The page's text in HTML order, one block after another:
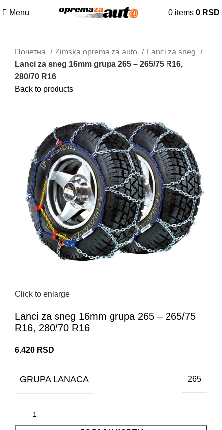
Menu 0 items 0 RSD
Почетна Zimska oprema za auto
Lanci za sneg
Lanci za sneg 16mm grupa 265 – 265/75 R16,
280/70 R16
Back to products
Click to enlarge
Lanci za sneg 16mm grupa 265 – 265/75
R16, 280/70 R16
6.420 RSD
GRUPA LANACA 265